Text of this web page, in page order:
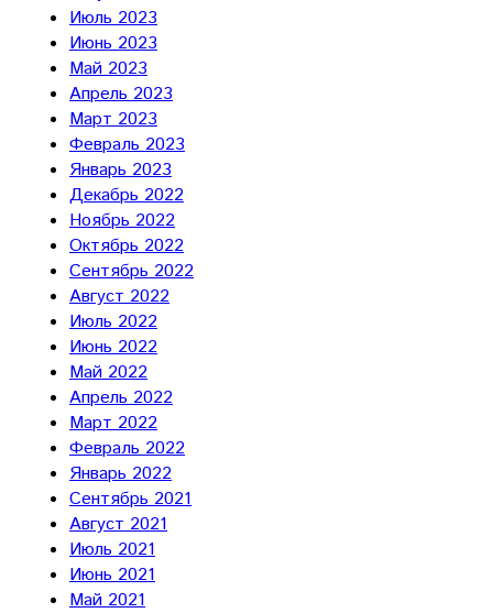
Июль 2023
Июнь 2023
Май 2023
Апрель 2023
Март 2023
Февраль 2023
Январь 2023
Декабрь 2022
Ноябрь 2022
Октябрь 2022
Сентябрь 2022
Август 2022
Июль 2022
Июнь 2022
Май 2022
Апрель 2022
Март 2022
Февраль 2022
Январь 2022
Сентябрь 2021
Август 2021
Июль 2021
Июнь 2021
Май 2021